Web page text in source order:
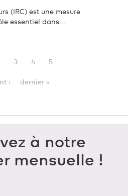
(IRC) est une mesure
essentiel dans...
3 4 5
› dernier »
à notre
mensuelle !